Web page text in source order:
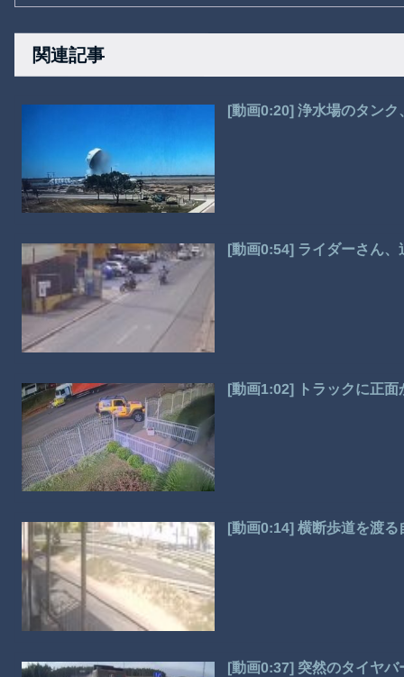
関連記事
[動画0:20] 浄水場のタンク
[動画0:54] ライダーさん
[動画1:02] トラックに正
[動画0:14] 横断歩道を渡
[動画0:37] 突然のタイヤ